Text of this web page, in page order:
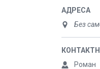
Без
Роман